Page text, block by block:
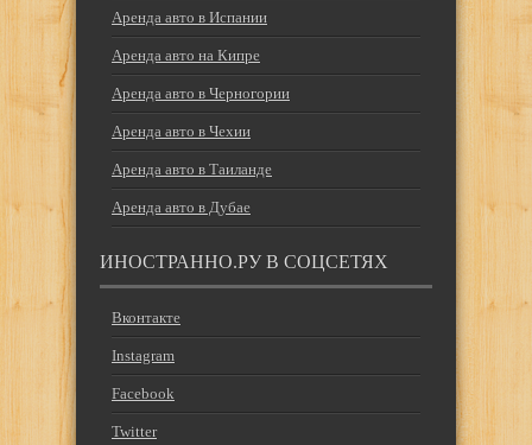
Аренда авто в Испании
Аренда авто на Кипре
Аренда авто в Черногории
Аренда авто в Чехии
Аренда авто в Таиланде
Аренда авто в Дубае
ИНОСТРАННО.РУ В СОЦСЕТЯХ
Вконтакте
Instagram
Facebook
Twitter